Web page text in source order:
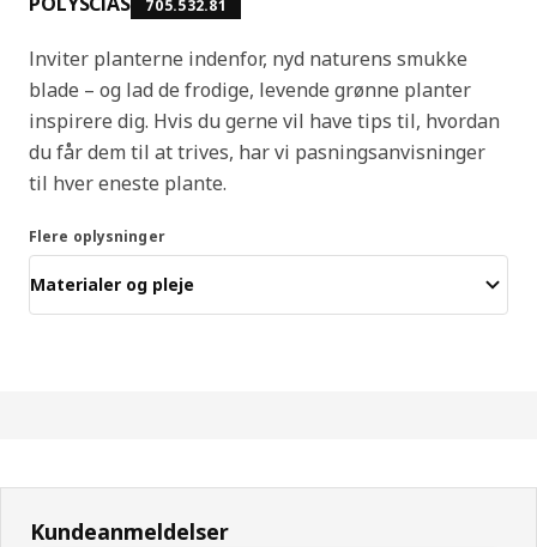
705.532.81
Inviter planterne indenfor, nyd naturens smukke
blade – og lad de frodige, levende grønne planter
inspirere dig. Hvis du gerne vil have tips til, hvordan
du får dem til at trives, har vi pasningsanvisninger
til hver eneste plante.
Flere oplysninger
Materialer og pleje
Kundeanmeldelser